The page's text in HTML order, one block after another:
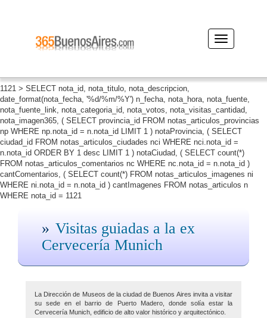
1121 > SELECT nota_id, nota_titulo, nota_descripcion,
date_format(nota_fecha, '%d/%m/%Y') n_fecha, nota_hora, nota_fuente,
nota_fuente_link, nota_categoria_id, nota_votos, nota_visitas_cantidad,
nota_imagen365, ( SELECT provincia_id FROM notas_articulos_provincias
np WHERE np.nota_id = n.nota_id LIMIT 1 ) notaProvincia, ( SELECT
ciudad_id FROM notas_articulos_ciudades nci WHERE nci.nota_id =
n.nota_id ORDER BY 1 desc LIMIT 1 ) notaCiudad, ( SELECT count(*)
FROM notas_articulos_comentarios nc WHERE nc.nota_id = n.nota_id )
cantComentarios, ( SELECT count(*) FROM notas_articulos_imagenes ni
WHERE ni.nota_id = n.nota_id ) cantImagenes FROM notas_articulos n
WHERE nota_id = 1121
Desplegar
navegación
Visitas guiadas a la ex
Cervecería Munich
La Dirección de Museos de la ciudad de Buenos Aires invita a visitar
su sede en el barrio de Puerto Madero, donde solía estar la
Cervecería Munich, edificio de alto valor histórico y arquitectónico.